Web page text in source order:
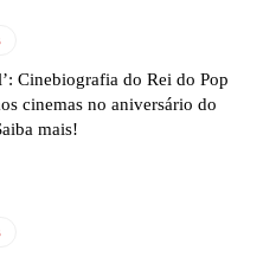
Cinebiografia do Rei do Pop
cinemas no aniversário do
mais!